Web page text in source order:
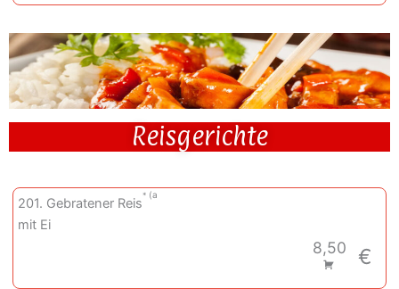
Reisgerichte
201. Gebratener Reis
a
mit Ei
8,50 €